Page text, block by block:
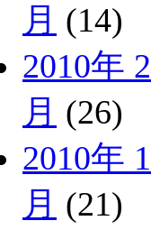
月 (14)
2010年 2
月 (26)
2010年 1
月 (21)